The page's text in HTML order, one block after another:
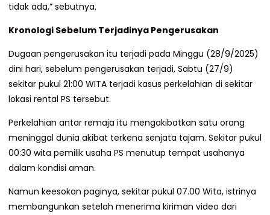
tidak ada,” sebutnya.
Kronologi Sebelum Terjadinya Pengerusakan
Dugaan pengerusakan itu terjadi pada Minggu (28/9/2025)
dini hari, sebelum pengerusakan terjadi, Sabtu (27/9)
sekitar pukul 21:00 WITA terjadi kasus perkelahian di sekitar
lokasi rental PS tersebut.
Perkelahian antar remaja itu mengakibatkan satu orang
meninggal dunia akibat terkena senjata tajam. Sekitar pukul
00:30 wita pemilik usaha PS menutup tempat usahanya
dalam kondisi aman.
Namun keesokan paginya, sekitar pukul 07.00 Wita, istrinya
membangunkan setelah menerima kiriman video dari